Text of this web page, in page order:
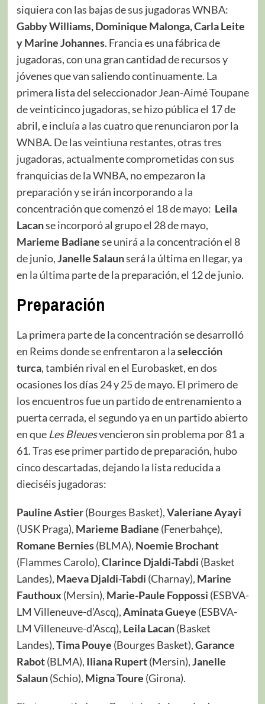
siquiera con las bajas de sus jugadoras WNBA:
Gabby Williams, Dominique Malonga, Carla Leite
y Marine Johannes. Francia es una fábrica de
jugadoras, con una gran cantidad de recursos y
jóvenes que van saliendo continuamente. La
primera lista del seleccionador Jean-Aimé Toupane
de veinticinco jugadoras, se hizo pública el 17 de
abril, e incluía a las cuatro que renunciaron por la
WNBA. De las veintiuna restantes, otras tres
jugadoras, actualmente comprometidas con sus
franquicias de la WNBA, no empezaron la
preparación y se irán incorporando a la
concentración que comenzó el 18 de mayo: Leila
Lacanse incorporó al grupo el 28 de mayo,
Marieme Badianese unirá a la concentración el 8
de junio,Janelle Salaunserá la última en llegar, ya
en la última parte de la preparación, el 12 de junio.
Preparación
La primera parte de la concentración se desarrolló
en Reims donde se enfrentaron a laselección
turca, también rival en el Eurobasket, en dos
ocasiones los días 24 y 25 de mayo. El primero de
los encuentros fue un partido de entrenamiento a
puerta cerrada, el segundo ya en un partido abierto
en que Les Bleuesvencieron sin problema por 81 a
61. Tras ese primer partido de preparación, hubo
cinco descartadas, dejando la lista reducida a
dieciséis jugadoras:
Pauline Astier(Bourges Basket),Valeriane Ayayi
(USK Praga), Marieme Badiane (Fenerbahçe),
Romane Bernies(BLMA), Noemie Brochant
(Flammes Carolo),Clarince Djaldi-Tabdi (Basket
Landes), Maeva Djaldi-Tabdi (Charnay), Marine
Fauthoux (Mersin), Marie-Paule Foppossi (ESBVA-
LM Villeneuve-d’Ascq),Aminata Gueye (ESBVA-
LM Villeneuve-d’Ascq), Leila Lacan(Basket
Landes),Tima Pouye (Bourges Basket),Garance
Rabot(BLMA), Iliana Rupert(Mersin),Janelle
Salaun(Schio), Migna Toure (Girona).